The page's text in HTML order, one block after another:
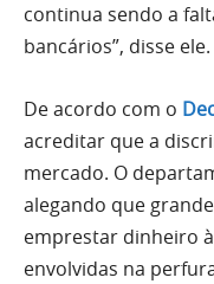
continua sendo a
bancários”, disse ele.
De acordo com o
acreditar que a
mercado. O
alegando que
emprestar dinheiro
envolvidas na